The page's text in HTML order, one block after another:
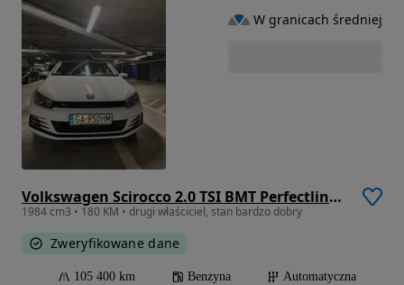
Volkswagen Scirocco 2.0 TSI BMT Perfectline R-Style DSG
1984 cm3 • 180 KM • drugi właściciel, stan bardzo dobry
Zweryfikowane dane
105 400 km Benzyna
Automatyczna
W granicach średniej